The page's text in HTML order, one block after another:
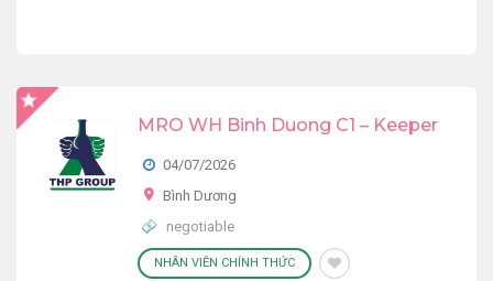
MRO WH Binh Duong C1 – Keeper
04/07/2026
Bình Dương
negotiable
NHÂN VIÊN CHÍNH THỨC